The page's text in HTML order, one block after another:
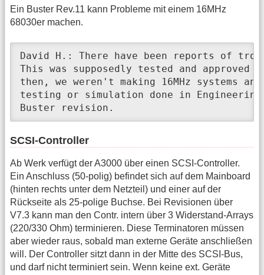
Ein Buster Rev.11 kann Probleme mit einem 16MHz
68030er machen.
David H.: There have been reports of
This was supposedly tested and approved
then, we weren't making 16MHz systems
testing or simulation done in
Buster revision.
SCSI-Controller
Ab Werk verfügt der A3000 über einen SCSI-Controller.
Ein Anschluss (50-polig) befindet sich auf dem Mainboard
(hinten rechts unter dem Netzteil) und einer auf der
Rückseite als 25-polige Buchse. Bei Revisionen über
V7.3 kann man den Contr. intern über 3 Widerstand-Arrays
(220/330 Ohm) terminieren. Diese Terminatoren müssen
aber wieder raus, sobald man externe Geräte anschließen
will. Der Controller sitzt dann in der Mitte des SCSI-Bus,
und darf nicht terminiert sein. Wenn keine ext. Geräte